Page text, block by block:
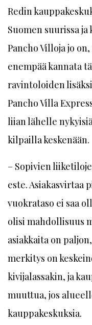
Redin
Suomen suurissa
Pancho Villoja jo
enempää kannata
ravintoloiden
Pancho Villa
liian lähelle
kilpailla keskenään.
– Sopivien
este. Asiakasvirtaa
vuokrataso ei saa
olisi mahdollisuus
asiakkaita on
merkitys on
kivijalassakin, ja
muuttua, jos
kauppakeskuksia.